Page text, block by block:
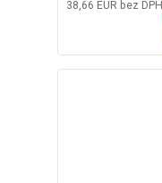
38,66 EUR bez DPH